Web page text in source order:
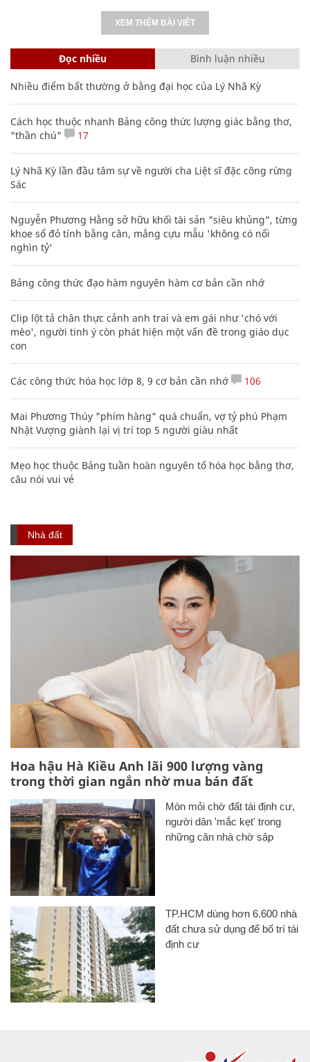
XEM THÊM BÀI VIẾT
Đọc nhiều Bình luận nhiều
Nhiều điểm bất thường ở bằng đại học của Lý Nhã Kỳ
Cách học thuộc nhanh Bảng công thức lượng giác bằng thơ,
"thần chú"
17
Lý Nhã Kỳ lần đầu tâm sự về người cha Liệt sĩ đặc công rừng
Sác
Nguyễn Phương Hằng sở hữu khối tài sản "siêu khủng", từng
khoe sổ đỏ tính bằng cân, mắng cựu mẫu 'không có nổi
nghìn tỷ'
Bảng công thức đạo hàm nguyên hàm cơ bản cần nhớ
Clip lột tả chân thực cảnh anh trai và em gái như 'chó với
mèo', người tinh ý còn phát hiện một vấn đề trong giáo dục
con
Các công thức hóa học lớp 8, 9 cơ bản cần nhớ 106
Mai Phương Thúy "phím hàng" quá chuẩn, vợ tỷ phú Phạm
Nhật Vượng giành lại vị trí top 5 người giàu nhất
Mẹo học thuộc Bảng tuần hoàn nguyên tố hóa học bằng thơ,
câu nói vui vẻ
Nhà đất
Hoa hậu Hà Kiều Anh lãi 900 lượng vàng
trong thời gian ngắn nhờ mua bán đất
Mòn mỏi chờ đất tái định cư,
người dân 'mắc kẹt' trong
những căn nhà chờ sập
TP.HCM dùng hơn 6.600 nhà
đất chưa sử dụng để bố trí tái
định cư